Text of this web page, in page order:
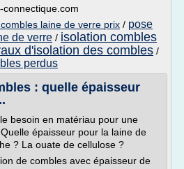
connectique.com
laine de verre prix / pose
de verre / isolation combles
d'isolation des combles /
perdus
: quelle épaisseur
besoin en matériau pour une
épaisseur pour la laine de
? La ouate de cellulose ?
de combles avec épaisseur de